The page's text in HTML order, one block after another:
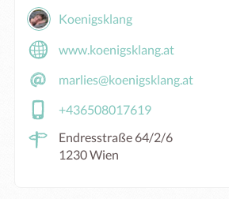
Koenigsklang
www.koenigsklang.at
marlies@koenigsklang.at
+436508017619
Endresstraße 64/2/6
1230 Wien